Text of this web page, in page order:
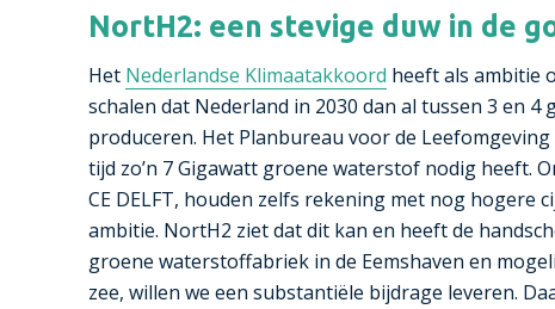
NortH2: een stevige duw in de
Het Nederlandse Klimaatakkoord heeft als ambitie
schalen dat Nederland in 2030 dan al tussen 3 en
produceren. Het Planbureau voor de
tijd zo’n 7 Gigawatt groene waterstof nodig heeft.
CE DELFT, houden zelfs rekening met nog hogere
ambitie. NortH2 ziet dat dit kan en heeft de
groene waterstoffabriek in de Eemshaven en
zee, willen we een substantiële bijdrage leveren.